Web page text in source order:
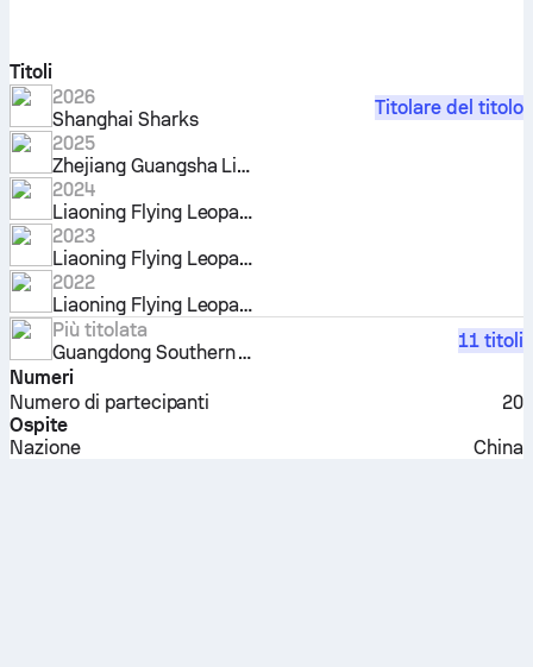
Titoli
2026
Shanghai Sharks
Titolare del titolo
2025
Zhejiang Guangsha Lions
2024
Liaoning Flying Leopards
2023
Liaoning Flying Leopards
2022
Liaoning Flying Leopards
Più titolata
Guangdong Southern Tigers
11 titoli
Numeri
Numero di partecipanti
20
Ospite
Nazione
China